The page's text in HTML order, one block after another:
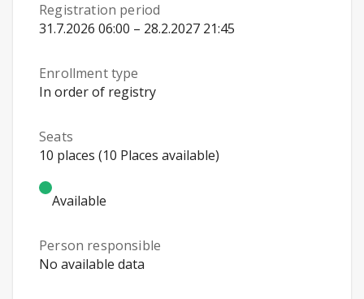
Registration period
31.7.2026 06:00 – 28.2.2027 21:45
Enrollment type
In order of registry
Seats
10 places (10 Places available)
Available
Person responsible
No available data